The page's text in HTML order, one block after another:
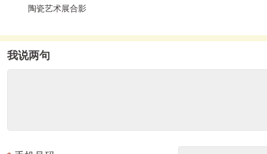
陶瓷艺术展合影
我说两句